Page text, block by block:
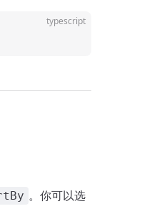
typescript
。你可以选